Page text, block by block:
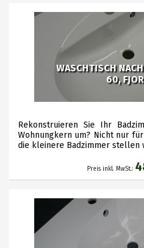
WASCHTISCH
60,
Rekonstruieren Sie Ihr
Wohnungkern um? Nicht nur
die kleinere Badzimmer stellen
Preis inkl. MwSt.: